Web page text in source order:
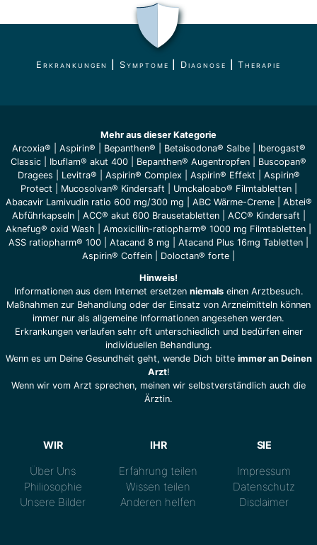
Erkrankungen Symptome Diagnose |Therapie
Mehr aus dieser Kategorie
Arcoxia®
Aspirin® Bepanthen® Betaisodona® Salbe| Iberogast®
Classic
Ibuflam® akut 400 Bepanthen® Augentropfen
Buscopan®
Dragees
Levitra® Aspirin® Complex| Aspirin® Effekt
Aspirin®
Protect
Mucosolvan® Kindersaft Umckaloabo® Filmtabletten|
Abacavir Lamivudin ratio 600 mg/300 mg
ABC Wärme-Creme| Abtei®
Abführkapseln| ACC® akut 600 Brausetabletten| ACC® Kindersaft
Aknefug® oxid Wash
Amoxicillin-ratiopharm® 1000 mg Filmtabletten
ASS ratiopharm® 100
Atacand 8 mg Atacand Plus 16mg Tabletten
Aspirin® Coffein
Doloctan® forte
Hinweis!
Informationen aus dem Internet ersetzen niemalseinen Arztbesuch.
Maßnahmen zur Behandlung oder der Einsatz von Arzneimitteln können
immer nur als allgemeine Informationen angesehen werden.
Erkrankungen verlaufen sehr oft unterschiedlich und bedürfen einer
individuellen Behandlung.
Wenn es um Deine Gesundheit geht, wende Dich bitte immer an Deinen
Arzt!
Wenn wir vom Arzt sprechen, meinen wir selbstverständlich auch die
Ärztin.
WIR
Über Uns
Philiosophie
Unsere Bilder
IHR
Erfahrung teilen
Wissen teilen
Anderen helfen
SIE
Impressum
Datenschutz
Disclaimer